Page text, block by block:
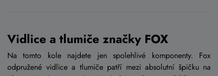
Vidlice a tlumiče značky FOX
Na tomto kole najdete jen spolehlivé komponenty. Fox
odpružené vidlice a tlumiče patří mezi absolutní špičku na